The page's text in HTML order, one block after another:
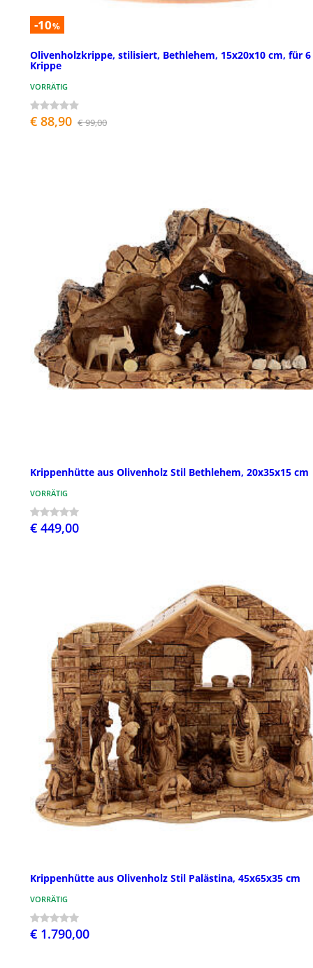
-10%
Olivenholzkrippe, stilisiert, Bethlehem, 15x20x10 cm, für
Krippe
VORRÄTIG
€ 88,90 € 99,00
Krippenhütte aus Olivenholz Stil Bethlehem, 20x35x15 cm
VORRÄTIG
€ 449,00
Krippenhütte aus Olivenholz Stil Palästina, 45x65x35 cm
VORRÄTIG
€ 1.790,00